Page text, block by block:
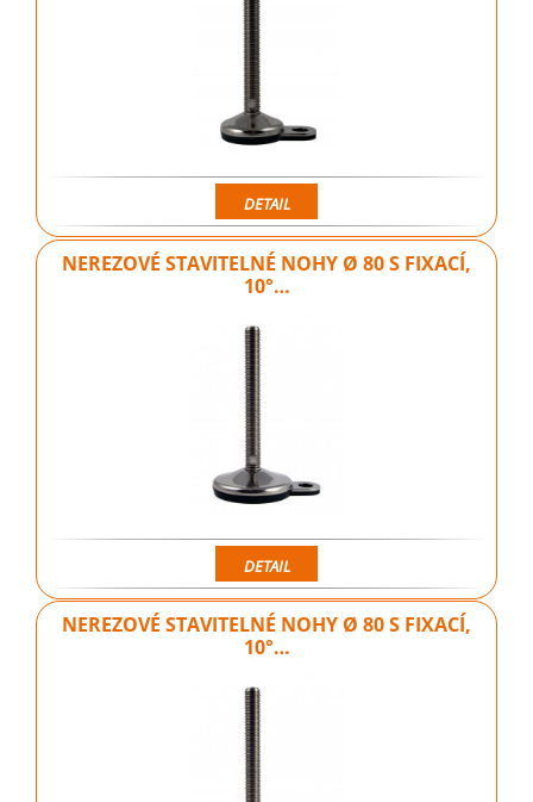
DETAIL
NEREZOVÉ STAVITELNÉ NOHY Ø 80 S FIXACÍ,
10°…
DETAIL
NEREZOVÉ STAVITELNÉ NOHY Ø 80 S FIXACÍ,
10°…